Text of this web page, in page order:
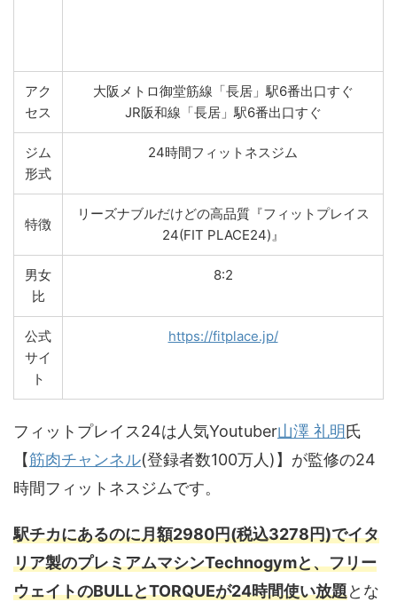
アク
セス
大阪メトロ御堂筋線「長居」駅6番出口すぐ
JR阪和線「長居」駅6番出口すぐ
ジム
形式
24時間フィットネスジム
特徴
リーズナブルだけどの高品質『フィットプレイス
24(FIT PLACE24)』
男女
比
8:2
公式
サイ
ト
https://fitplace.jp/
フィットプレイス24は人気Youtuber山澤 礼明氏
【筋肉チャンネル(登録者数100万人)】が監修の24
時間フィットネスジムです。
駅チカにあるのに月額2980円(税込3278円)でイタ
リア製のプレミアムマシンTechnogymと、フリー
ウェイトのBULLとTORQUEが24時間使い放題とな